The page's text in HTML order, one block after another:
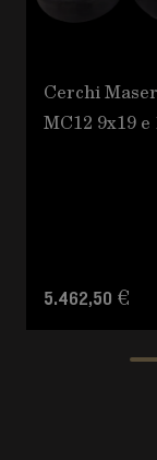
Cerchi
MC12 9x19 e
5.462,50 €